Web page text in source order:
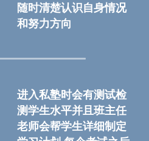
随时清楚认识自身情况
和努力方向
进入私塾时会有测试检
测学生水平并且班主任
老师会帮学生详细制定